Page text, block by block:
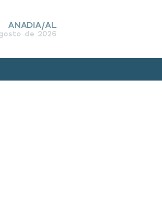
ANADIA/AL
de 2026